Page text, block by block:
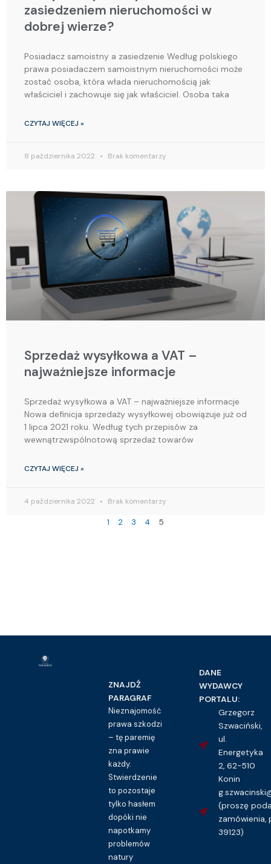
zasiedzeniem nieruchomości w
dobrej wierze?
Posiadacz samoistny a zasiedzenie Według polskiego
prawa posiadaczem samoistnym nieruchomości może
zostać osoba, która włada nieruchomością jak
właściciel i zachowuje się jak właściciel. Osoba taka
CZYTAJ WIĘCEJ »
8 października 2022 Brak komentarzy
Sprzedaż wysyłkowa a VAT –
najważniejsze informacje
Sprzedaż wysyłkowa a VAT – najważniejsze informacje
Nowa definicja sprzedaży wysyłkowej obowiązuje już od
1 lipca 2021 roku. Według tych przepisów za
wewnątrzwspólnotową sprzedaż towarów
CZYTAJ WIĘCEJ »
4 października 2022 Brak komentarzy
1 2 3 4 5
ZNAJDŹ
PARAGRAF
Nieznajomość
prawa szkodzi
– tę paremię
zna prawie
każdy.
Stwierdzenie
to pozostaje
tylko hasłem
dopóki nie
napotkamy
problemów
natury
DANE
WYDAWCY
PORTALU:
Grzegorz
Szwaciński,
ul.
Energetyka
2, 62-510
Konin
(proszę
zamówienia,
39123)